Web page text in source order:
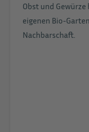
Obst und
eigenen Bio-
Nachbarschaft.